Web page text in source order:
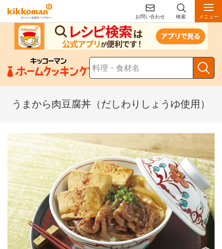
お問い合わせ 検索 メニュー
うまから肉豆腐丼（だしわりしょうゆ使用）